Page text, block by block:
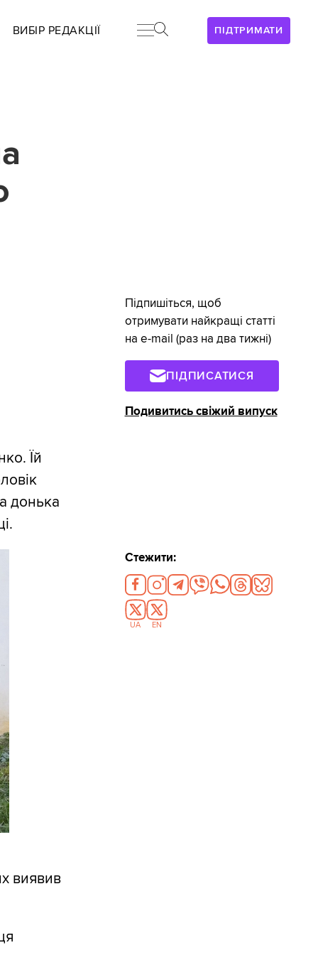
ПІДТРИМАТИ
ВИБІР РЕДАКЦІЇ
Їй
донька
виявив
Підпишіться, щоб
отримувати найкращі статті
на e-mail (раз на два тижні)
ПІДПИСАТИСЯ
Подивитись свіжий випуск
Стежити:
UA EN